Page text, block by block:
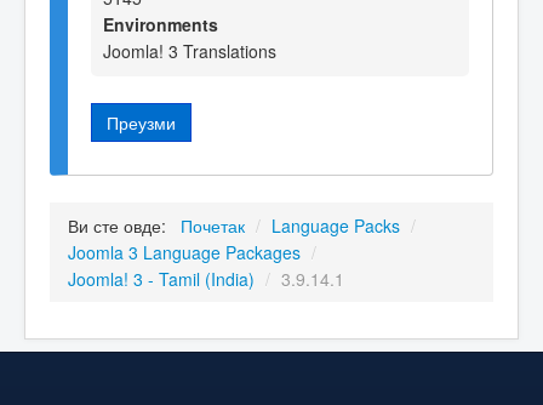
Environments
Joomla! 3 Translations
Преузми
Ви сте овде: Почетак / Language Packs /
Joomla 3 Language Packages /
Joomla! 3 - Tamil (India) / 3.9.14.1